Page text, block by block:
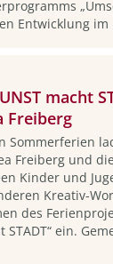
Entwicklung im
macht
Freiberg
Sommerferien
Freiberg und
Kinder und
Kreativ-
des
STADT“ ein.